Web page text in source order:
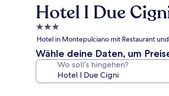
Hotel I Due
3.0-
Sterne-
Unterkunft
Hotel in Montepulciano mit Restaurant
Wähle deine Daten, um
Wo soll’s hingehen?